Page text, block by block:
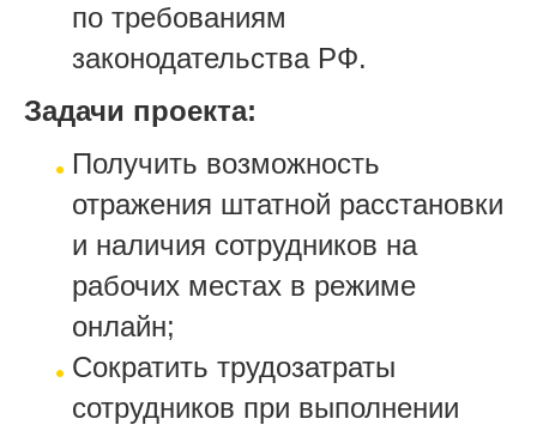
по требованиям
законодательства РФ.
Задачи проекта:
Получить возможность
отражения штатной расстановки
и наличия сотрудников на
рабочих местах в режиме
онлайн;
Сократить трудозатраты
сотрудников при выполнении